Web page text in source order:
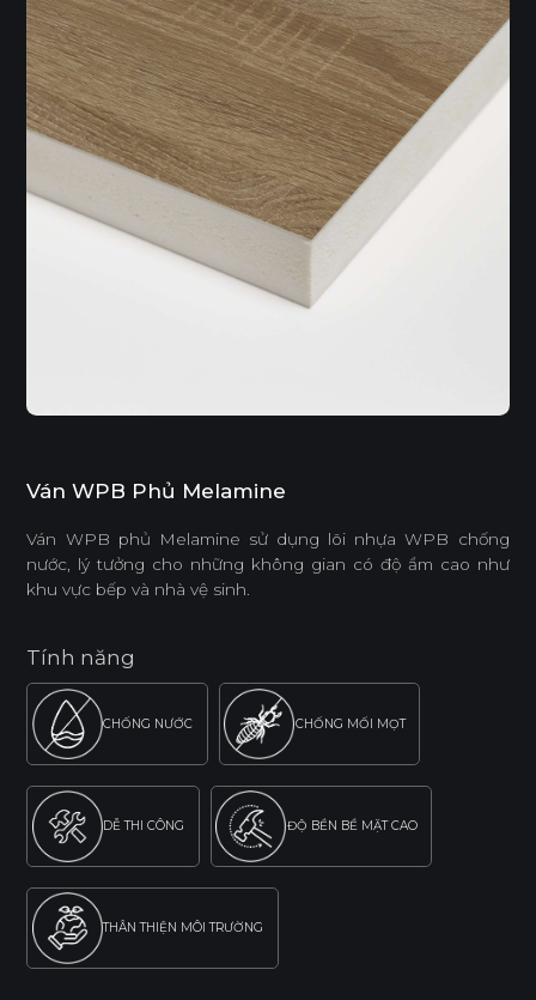
Ván WPB Phủ Melamine
Ván WPB phủ Melamine sử dụng lõi nhựa WPB chống
nước, lý tưởng cho những không gian có độ ẩm cao như
khu vực bếp và nhà vệ sinh.
Tính năng
CHỐNG NƯỚC CHỐNG MỐI MỌT
DỄ THI CÔNG ĐỘ BỀN BỀ MẶT CAO
THÂN THIỆN MÔI TRƯỜNG